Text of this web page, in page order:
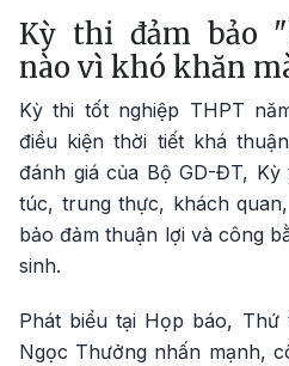
Kỳ thi đảm bảo
nào vì khó khăn
Kỳ thi tốt nghiệp THPT
điều kiện thời tiết khá
đánh giá của Bộ GD-ĐT,
túc, trung thực, khách
bảo đảm thuận lợi và công
sinh.
Phát biểu tại Họp báo,
Ngọc Thưởng nhấn mạnh,